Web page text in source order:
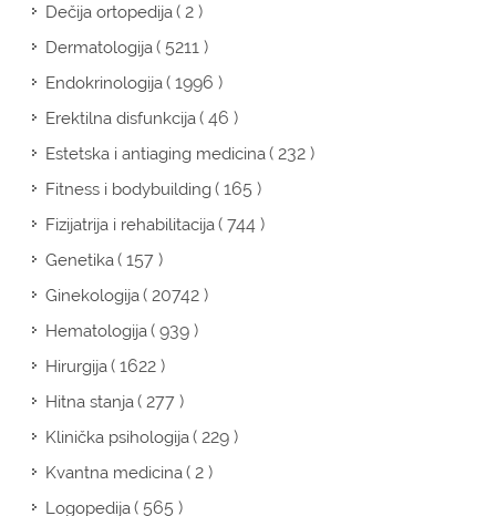
Dečija ortopedija( 2 )
Dermatologija( 5211 )
Endokrinologija( 1996 )
Erektilna disfunkcija( 46 )
Estetska i antiaging medicina( 232 )
Fitness i bodybuilding( 165 )
Fizijatrija i rehabilitacija( 744 )
Genetika( 157 )
Ginekologija( 20742 )
Hematologija( 939 )
Hirurgija( 1622 )
Hitna stanja( 277 )
Klinička psihologija( 229 )
Kvantna medicina( 2 )
Logopedija( 565 )